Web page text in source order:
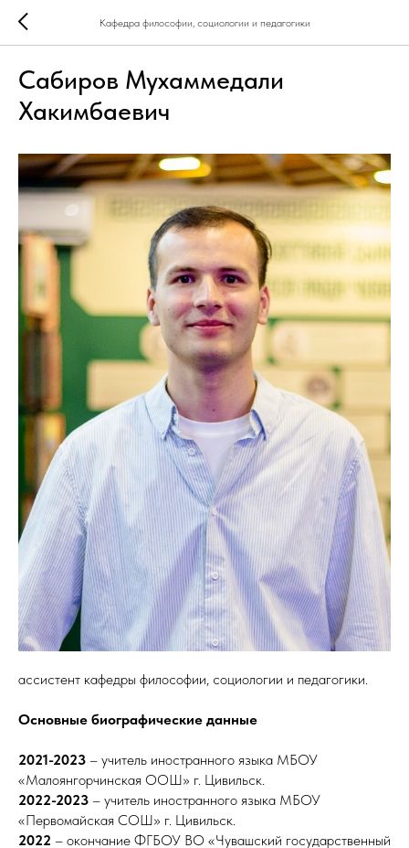
Кафедра философии, социологии и педагогики
Сабиров Мухаммедали
Хакимбаевич
ассистент кафедры философии, социологии и педагогики.
Основные биографические данные
2021-2023 – учитель иностранного языка МБОУ
«Малоянгорчинская ООШ» г. Цивильск.
2022-2023 – учитель иностранного языка МБОУ
«Первомайская СОШ» г. Цивильск.
2022 – окончание ФГБОУ ВО «Чувашский государственный